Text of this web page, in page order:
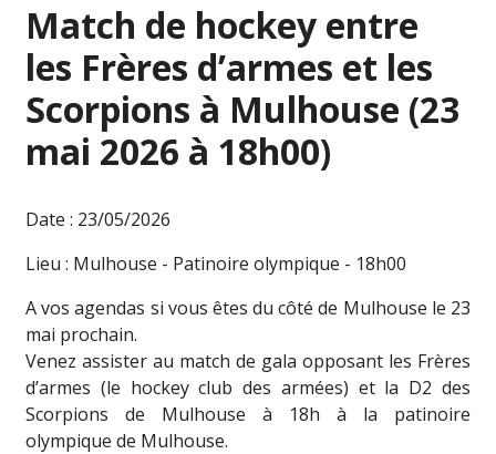
Match de hockey entre
les Frères d’armes et les
Scorpions à Mulhouse (23
mai 2026 à 18h00)
Date : 23/05/2026
Lieu : Mulhouse - Patinoire olympique - 18h00
A vos agendas si vous êtes du côté de Mulhouse le 23
mai prochain.
Venez assister au match de gala opposant les Frères
d’armes (le hockey club des armées) et la D2 des
Scorpions de Mulhouse à 18h à la patinoire
olympique de Mulhouse.